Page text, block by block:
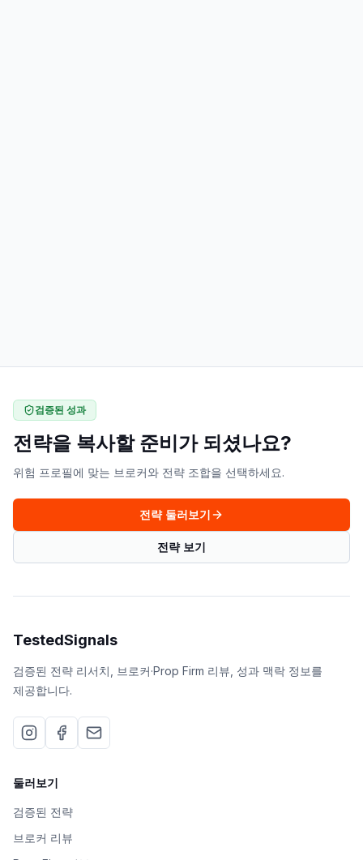
검증된 성과
전략을 복사할 준비가 되셨나요?
위험 프로필에 맞는 브로커와 전략 조합을 선택하세요.
전략 둘러보기
전략 보기
TestedSignals
검증된 전략 리서치, 브로커·Prop Firm 리뷰, 성과 맥락 정보를
제공합니다.
둘러보기
검증된 전략
브로커 리뷰